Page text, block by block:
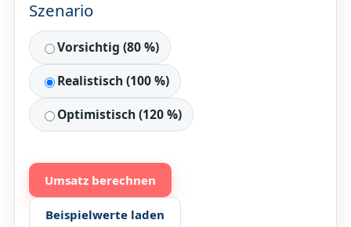
Szenario
Vorsichtig (80 %)
Realistisch (100 %)
Optimistisch (120 %)
Umsatz berechnen
Beispielwerte laden